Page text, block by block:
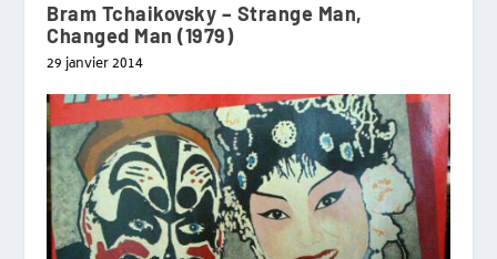
Bram Tchaikovsky – Strange Man,
Changed Man (1979)
29 janvier 2014